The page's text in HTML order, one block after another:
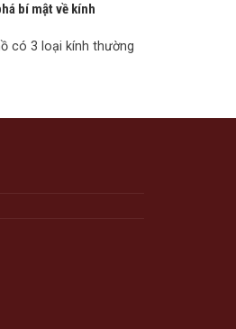
bí mật về kính
có 3 loại kính thường